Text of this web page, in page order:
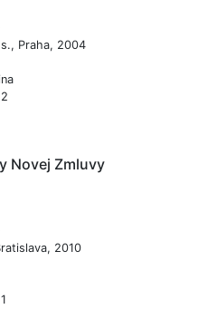
Praha, 2004
2
Novej Zmluvy
2010
1